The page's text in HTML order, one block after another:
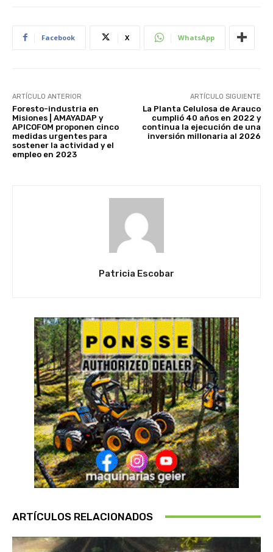
Facebook X WhatsApp
ARTÍCULO ANTERIOR
Foresto-industria en
Misiones | AMAYADAP y
APICOFOM proponen cinco
medidas urgentes para
sostener la actividad y el
empleo en 2023
ARTÍCULO SIGUIENTE
La Planta Celulosa de Arauco
cumplió 40 años en 2022 y
continua la ejecución de una
inversión millonaria al 2026
Patricia Escobar
ARTÍCULOS RELACIONADOS